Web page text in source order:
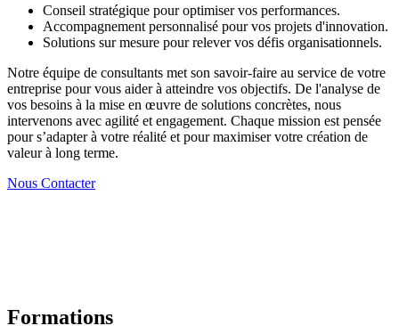
Conseil stratégique pour optimiser vos performances.
Accompagnement personnalisé pour vos projets d'innovation.
Solutions sur mesure pour relever vos défis organisationnels.
Notre équipe de consultants met son savoir-faire au service de votre
entreprise pour vous aider à atteindre vos objectifs. De l'analyse de
vos besoins à la mise en œuvre de solutions concrètes, nous
intervenons avec agilité et engagement. Chaque mission est pensée
pour s’adapter à votre réalité et pour maximiser votre création de
valeur à long terme.
Nous Contacter
Formations